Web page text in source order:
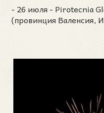
- 26 июля - Pirotecnia
(провинция Валенсия,